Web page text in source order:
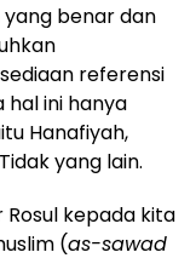
benar dan
referensi
ini hanya
Hanafiyah,
yang lain.
kepada kita
(as-sawad